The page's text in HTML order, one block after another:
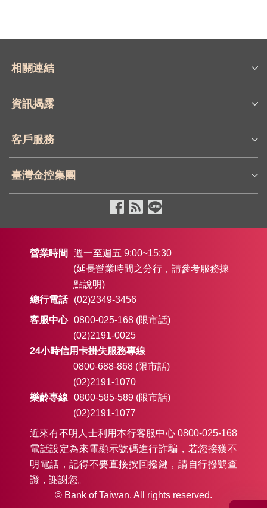
相關連結
資訊揭露
客戶服務
臺灣金控集團
營業時間
週一至週五 9:00~15:30
(延長營業時間之分行，請參考服務據
點說明)
總行電話
(02)2349-3456
客服中心 0800-025-168 (限市話)
(02)2191-0025
24小時信用卡掛失服務專線
0800-688-868 (限市話)
(02)2191-1070
樂齡專線 0800-585-589 (限市話)
(02)2191-1077
近來有不明人士利用本行客服中心 0800-025-168
電話設定為來電顯示號碼進行詐騙，若您接獲不
明電話，記得不要直接按回撥鍵，請自行撥號查
證，謝謝您。
© Bank of Taiwan. All rights reserved.